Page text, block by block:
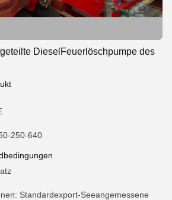
DieselFeuerlöschpumpe des
250-640
Standardexport-Seeangemessene